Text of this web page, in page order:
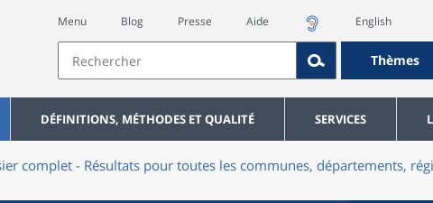
Menu Blog Presse Aide English
Thèmes
DÉFINITIONS, MÉTHODES ET QUALITÉ SERVICES
complet - Résultats pour toutes les communes, départements,